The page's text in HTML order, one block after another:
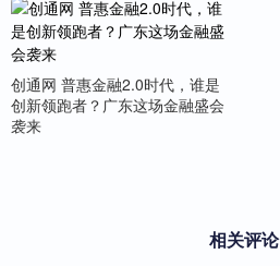
创通网 普惠金融2.0时代，谁是
创新领跑者？广东这场金融盛会
袭来
相关评论